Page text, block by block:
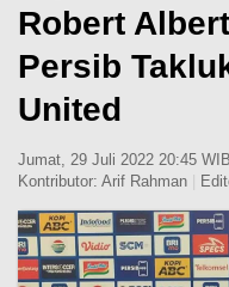
LIGA ITALIA
LIGA SPANYOL
LIGA CHAMPIONS
LIGA PRANCIS
LIGA EUROPA
OLIMPIK
E-SPORT
GALERI FOTO
TEMPAT OLAHRAGA
PASUKAN SEHAT
Robert
Persib
United
Jumat, 29 Juli 2022 20:45 WIB
Kontributor: Arif Rahman